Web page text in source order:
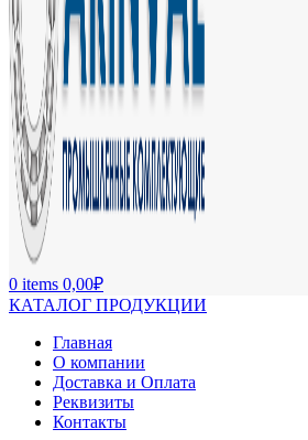
0 items 0,00₽
КАТАЛОГ ПРОДУКЦИИ
Главная
О компании
Доставка и Оплата
Реквизиты
Контакты